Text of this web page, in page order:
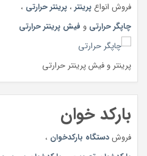
فروش انواع پرینتر ، پرینتر حرارتی ،
چاپگر حرارتی و فیش پرینتر حرارتی
پرینتر و فیش پرینتر حرارتی
بارکد خوان
فروشدستگاه بارکدخوان ،